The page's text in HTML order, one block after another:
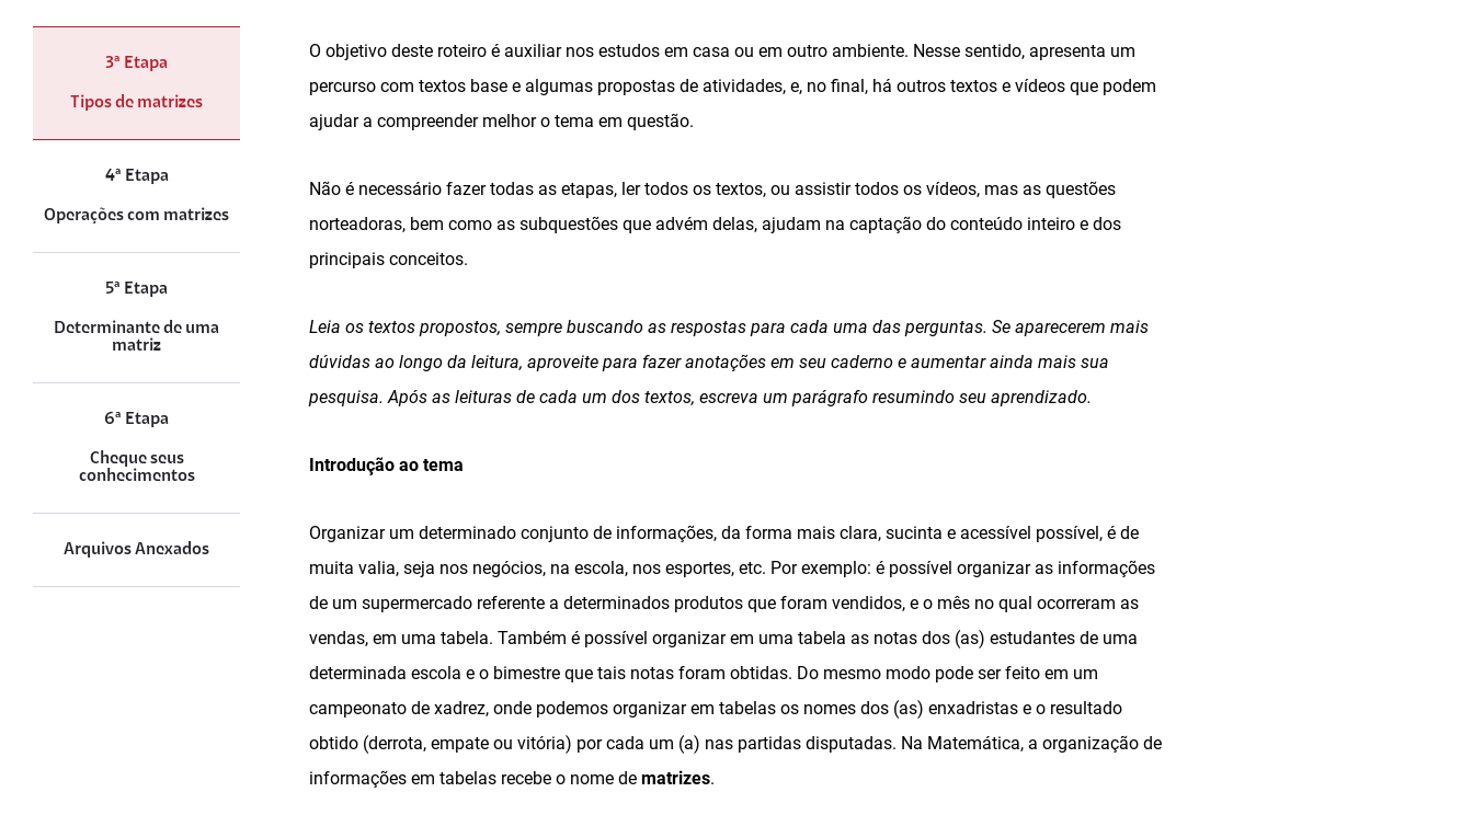
3ª Etapa
Tipos de matrizes
4ª Etapa
Operações com matrizes
5ª Etapa
Determinante de uma
matriz
6ª Etapa
Cheque seus
conhecimentos
Arquivos Anexados
O objetivo deste roteiro é auxiliar nos estudos em casa ou em outro ambiente. Nesse sentido, apresenta um
percurso com textos base e algumas propostas de atividades, e, no final, há outros textos e vídeos que podem
ajudar a compreender melhor o tema em questão.
Não é necessário fazer todas as etapas, ler todos os textos, ou assistir todos os vídeos, mas as questões
norteadoras, bem como as subquestões que advém delas, ajudam na captação do conteúdo inteiro e dos
principais conceitos.
Leia os textos propostos, sempre buscando as respostas para cada uma das perguntas. Se aparecerem mais
dúvidas ao longo da leitura, aproveite para fazer anotações em seu caderno e aumentar ainda mais sua
pesquisa. Após as leituras de cada um dos textos, escreva um parágrafo resumindo seu aprendizado.
Introdução ao tema
Organizar um determinado conjunto de informações, da forma mais clara, sucinta e acessível possível, é de
muita valia, seja nos negócios, na escola, nos esportes, etc. Por exemplo: é possível organizar as informações
de um supermercado referente a determinados produtos que foram vendidos, e o mês no qual ocorreram as
vendas, em uma tabela. Também é possível organizar em uma tabela as notas dos (as) estudantes de uma
determinada escola e o bimestre que tais notas foram obtidas. Do mesmo modo pode ser feito em um
campeonato de xadrez, onde podemos organizar em tabelas os nomes dos (as) enxadristas e o resultado
obtido (derrota, empate ou vitória) por cada um (a) nas partidas disputadas. Na Matemática, a organização de
informações em tabelas recebe o nome de matrizes.